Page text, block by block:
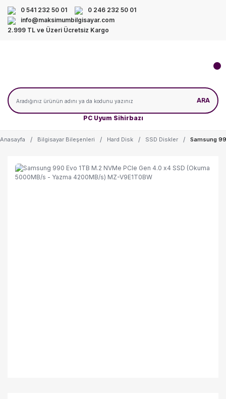
0 541 232 50 01
0 246 232 50 01
info@maksimumbilgisayar.com
2.999 TL ve Üzeri Ücretsiz Kargo
PC Uyum Sihirbazı
ARA
Anasayfa Bilgisayar Bileşenleri Hard Disk SSD Diskler Samsung